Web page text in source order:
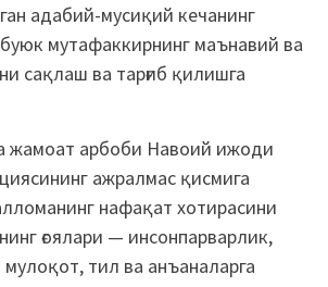
адабий-мусиқий кечанинг
мутафаккирнинг маънавий ва
сақлаш ва тарғиб қилишга
жамоат арбоби Навоий ижоди
ажралмас қисмига
нафақат хотирасини
ғоялари — инсонпарварлик,
тил ва анъаналарга